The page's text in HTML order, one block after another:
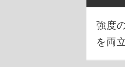
強度
を両立